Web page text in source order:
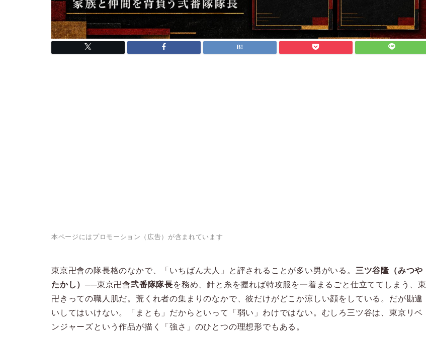
本ページにはプロモーション（広告）が含まれています
東京卍會の隊長格のなかで、「いちばん大人」と評されることが多い男がいる。 三ツ谷隆（みつや
たかし）──東京卍會弐番隊隊長を務め、針と糸を握れば特攻服を一着まるごと仕立ててしまう、東
卍きっての職人肌だ。荒くれ者の集まりのなかで、彼だけがどこか涼しい顔をしている。だが勘違
いしてはいけない。「まとも」だからといって「弱い」わけではない。むしろ三ツ谷は、東京リベ
ンジャーズという作品が描く「強さ」のひとつの理想形でもある。